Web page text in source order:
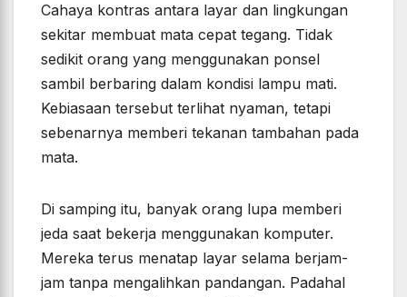
Cahaya kontras antara layar dan lingkungan
sekitar membuat mata cepat tegang. Tidak
sedikit orang yang menggunakan ponsel
sambil berbaring dalam kondisi lampu mati.
Kebiasaan tersebut terlihat nyaman, tetapi
sebenarnya memberi tekanan tambahan pada
mata.
Di samping itu, banyak orang lupa memberi
jeda saat bekerja menggunakan komputer.
Mereka terus menatap layar selama berjam-
jam tanpa mengalihkan pandangan. Padahal